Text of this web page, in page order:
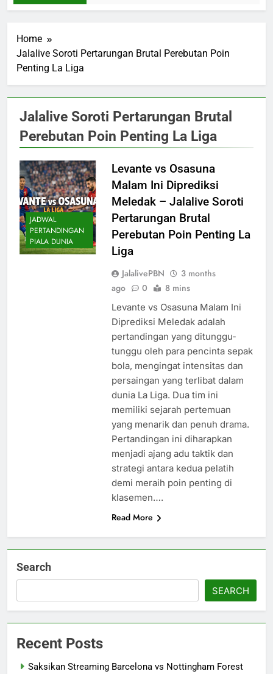
Home
Jalalive Soroti Pertarungan Brutal Perebutan Poin
Penting La Liga
Jalalive Soroti Pertarungan Brutal
Perebutan Poin Penting La Liga
JADWAL
PERTANDINGAN
PIALA DUNIA
Levante vs Osasuna
Malam Ini Diprediksi
Meledak – Jalalive Soroti
Pertarungan Brutal
Perebutan Poin Penting La
Liga
JalalivePBN
3 months
ago
0 8 mins
Levante vs Osasuna Malam Ini
Diprediksi Meledak adalah
pertandingan yang ditunggu-
tunggu oleh para pencinta sepak
bola, mengingat intensitas dan
persaingan yang terlibat dalam
dunia La Liga. Dua tim ini
memiliki sejarah pertemuan
yang menarik dan penuh drama.
Pertandingan ini diharapkan
menjadi ajang adu taktik dan
strategi antara kedua pelatih
demi meraih poin penting di
klasemen….
Read More
Search
SEARCH
Recent Posts
Saksikan Streaming Barcelona vs Nottingham Forest